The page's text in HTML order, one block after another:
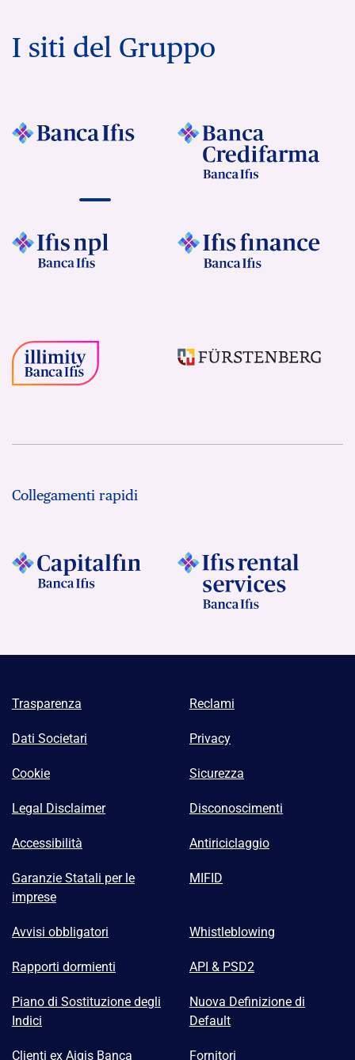
I siti del Gruppo
Collegamenti rapidi
Trasparenza Reclami
Dati Societari Privacy
Cookie Sicurezza
Legal Disclaimer Disconoscimenti
Accessibilità Antiriciclaggio
Garanzie Statali per le
imprese
MIFID
Avvisi obbligatori Whistleblowing
Rapporti dormienti API & PSD2
Piano di Sostituzione degli
Indici
Nuova Definizione di
Default
Clienti ex Aigis Banca Fornitori